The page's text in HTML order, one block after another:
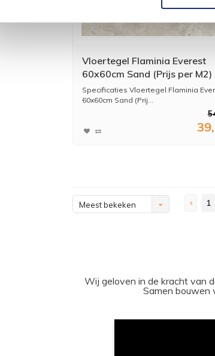
Vloertegel Flaminia Everest
60x60cm Sand (Prijs per M2)
Specificaties Vloertegel Flaminia
60x60cm Sand (Prij...
Meest bekeken 1
Wij geloven in de kracht van
Samen bouwen